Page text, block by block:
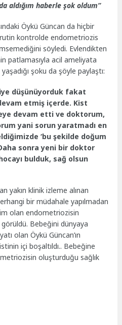
aldığım haberle şok oldum”
Öykü Güncan da hiçbir
rutin kontrolde endometriozis
söyledi. Evlendikten
patlamasıyla acil ameliyata
şoku da şöyle paylaştı:
düşünüyorduk fakat
etmiş içerde. Kist
devam etti ve doktorum,
yani sorun yaratmadı en
‘bu şekilde doğum
sonra yeni bir doktor
bulduk, sağ olsun
yakın klinik izleme alınan
bir müdahale yapılmadan
olan endometriozisin
Bebeğini dünyaya
olan Öykü Güncan’ın
içi boşaltıldı.. Bebeğine
oluşturduğu sağlık